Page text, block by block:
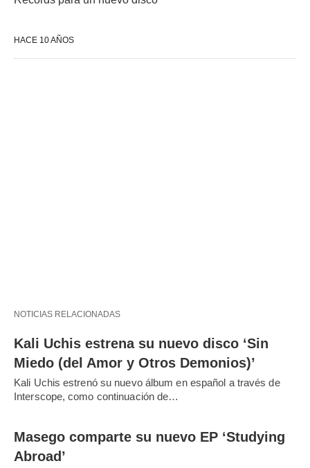
HACE 10 AÑOS
NOTICIAS RELACIONADAS
Kali Uchis estrena su nuevo disco ‘Sin
Miedo (del Amor y Otros Demonios)’
Kali Uchis estrenó su nuevo álbum en español a través de
Interscope, como continuación de…
Masego comparte su nuevo EP ‘Studying
Abroad’